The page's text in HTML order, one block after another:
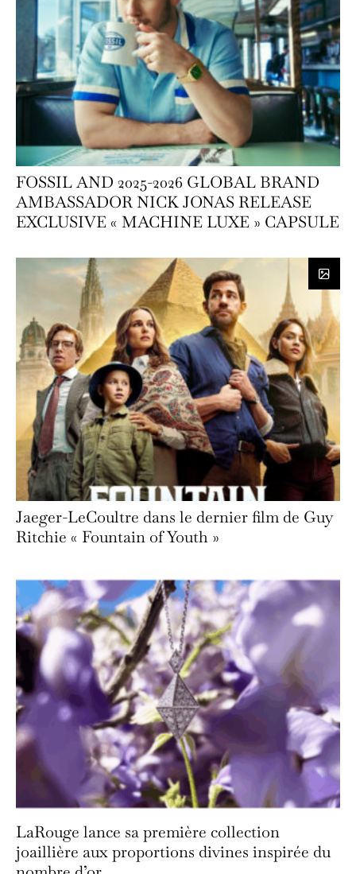
FOSSIL AND 2025-2026 GLOBAL BRAND
AMBASSADOR NICK JONAS RELEASE
EXCLUSIVE « MACHINE LUXE » CAPSULE
Jaeger-LeCoultre dans le dernier film de Guy
Ritchie « Fountain of Youth »
LaRouge lance sa première collection
joaillière aux proportions divines inspirée du